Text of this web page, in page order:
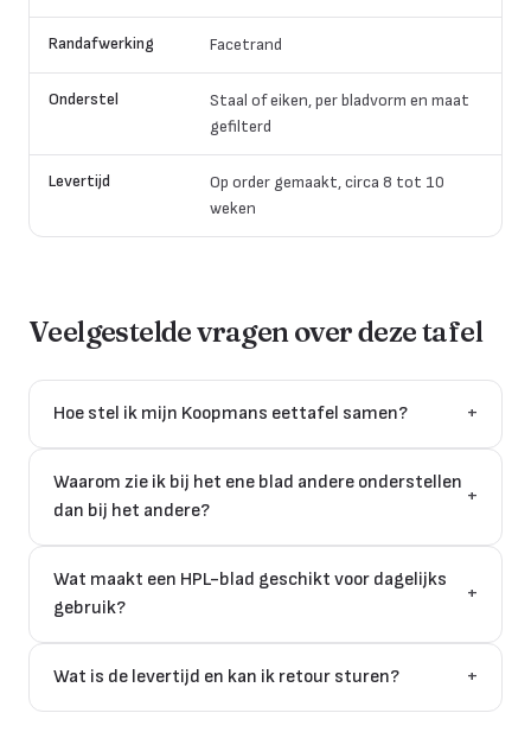
Randafwerking Facetrand
Onderstel
Staal of eiken, per bladvorm en maat
gefilterd
Levertijd
Op order gemaakt, circa 8 tot 10
weken
Veelgestelde vragen over deze tafel
Hoe stel ik mijn Koopmans eettafel samen? +
Waarom zie ik bij het ene blad andere onderstellen
dan bij het andere?
+
Wat maakt een HPL-blad geschikt voor dagelijks
gebruik?
+
Wat is de levertijd en kan ik retour sturen? +